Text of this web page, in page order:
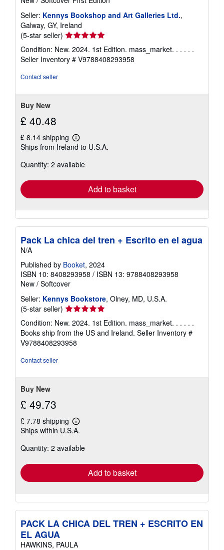
Seller: Kennys Bookshop and Art Galleries Ltd.,
Galway, GY, Ireland
(5-star seller) Seller
5
out
Condition: New. 2024. 1st Edition. mass_market. . . . . .
Seller Inventory # V9788408293958
Contact seller
Buy New
£ 40.48
£ 8.14 shipping
Learn
more
shipping
Ships from Ireland to U.S.A.
Quantity: 2 available
Add to basket
Pack La chica del tren + Escrito en el agua
N/A
Published by Booket, 2024
ISBN 10: 8408293958 / ISBN 13: 9788408293958
New / Softcover
Seller: Kennys Bookstore, Olney, MD, U.S.A.
(5-star seller) Seller
5
out
of
Condition: New. 2024. 1st Edition. mass_market. . . . . .
Books ship from the US and Ireland. Seller Inventory #
V9788408293958
Contact seller
Buy New
£ 49.73
£ 7.78 shipping
Learn
more
shipping
Ships within U.S.A.
Quantity: 2 available
Add to basket
PACK LA CHICA DEL TREN + ESCRITO EN
EL AGUA
HAWKINS, PAULA